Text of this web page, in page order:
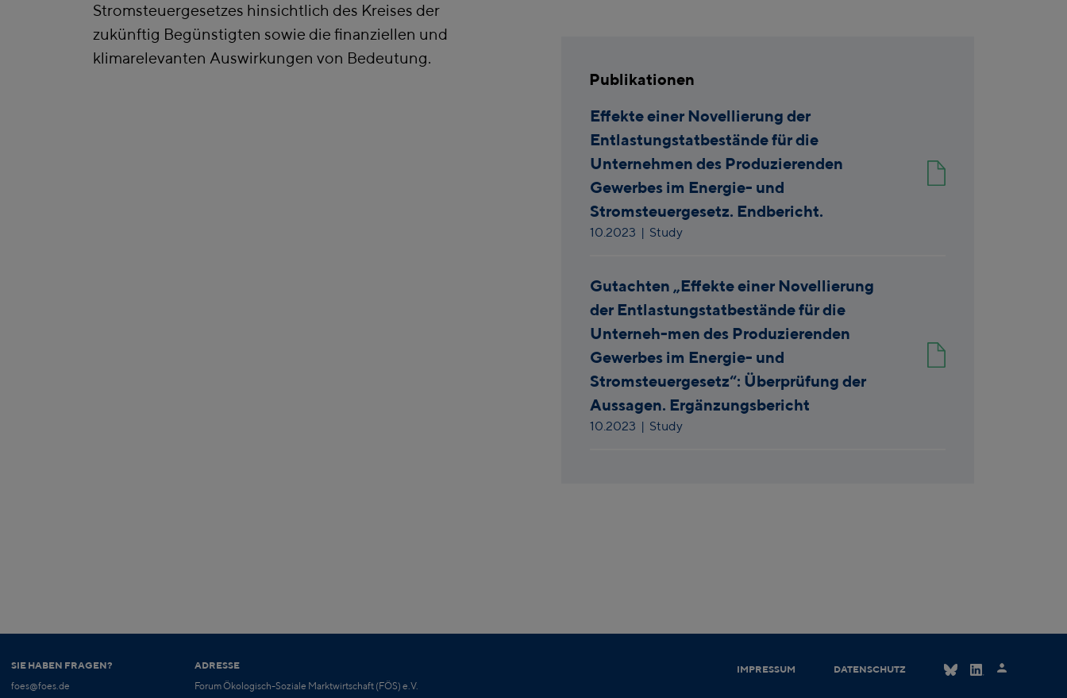
Stromsteuergesetzes hinsichtlich des Kreises der
zukünftig Begünstigten sowie die finanziellen und
klimarelevanten Auswirkungen von Bedeutung.
Publikationen
Effekte einer Novellierung der
Entlastungstatbestände für die
Unternehmen des Produzierenden
Gewerbes im Energie- und
Stromsteuergesetz. Endbericht.
10.2023 | Study
Gutachten „Effekte einer Novellierung
der Entlastungstatbestände für die
Unterneh-men des Produzierenden
Gewerbes im Energie- und
Stromsteuergesetz“: Überprüfung der
Aussagen. Ergänzungsbericht
10.2023 | Study
SIE HABEN FRAGEN?
foes@foes.de
ADRESSE
Forum Ökologisch-Soziale Marktwirtschaft (FÖS) e.V.
IMPRESSUM DATENSCHUTZ